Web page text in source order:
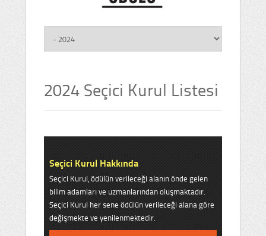
2024 Seçici Kurul Listesi
Seçici Kurul Hakkında
Seçici Kurul, ödülün verileceği alanın önde gelen
bilim adamları ve uzmanlarından oluşmaktadır.
Seçici Kurul her sene ödülün verileceği alana göre
değişmekte ve yenilenmektedir.